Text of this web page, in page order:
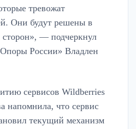
тревожат
Они будут решены в
сторон», — подчеркнул
России» Владлен
сервисов Wildberries
напомнила, что сервис
текущий механизм